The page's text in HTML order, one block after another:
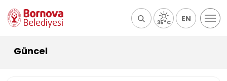
35°C EN
Güncel